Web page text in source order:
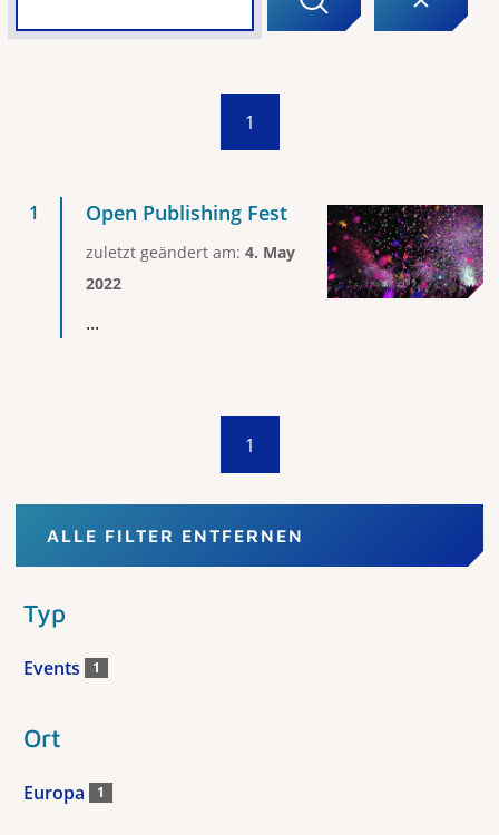
1
Open Publishing Fest
zuletzt geändert am: 4. May
2022
...
1
ALLE FILTER ENTFERNEN
Typ
Events 1
Ort
Europa 1